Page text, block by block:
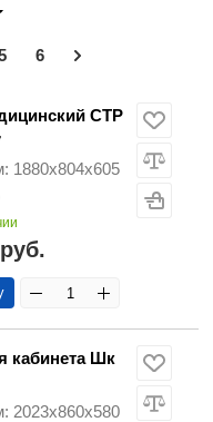
6
СТР
1880х804х605
кабинета Шк
2023х860х580